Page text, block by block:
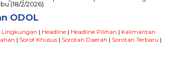
ODOL
Lingkungan | Headline | Headline Pilihan | Kalimantan
| Sorot Khusus | Sorotan Daerah | Sorotan Terbaru |